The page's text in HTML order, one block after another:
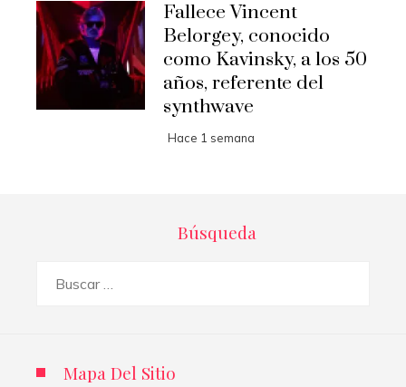
Fallece Vincent
Belorgey, conocido
como Kavinsky, a los 50
años, referente del
synthwave
Hace 1 semana
Búsqueda
Mapa Del Sitio